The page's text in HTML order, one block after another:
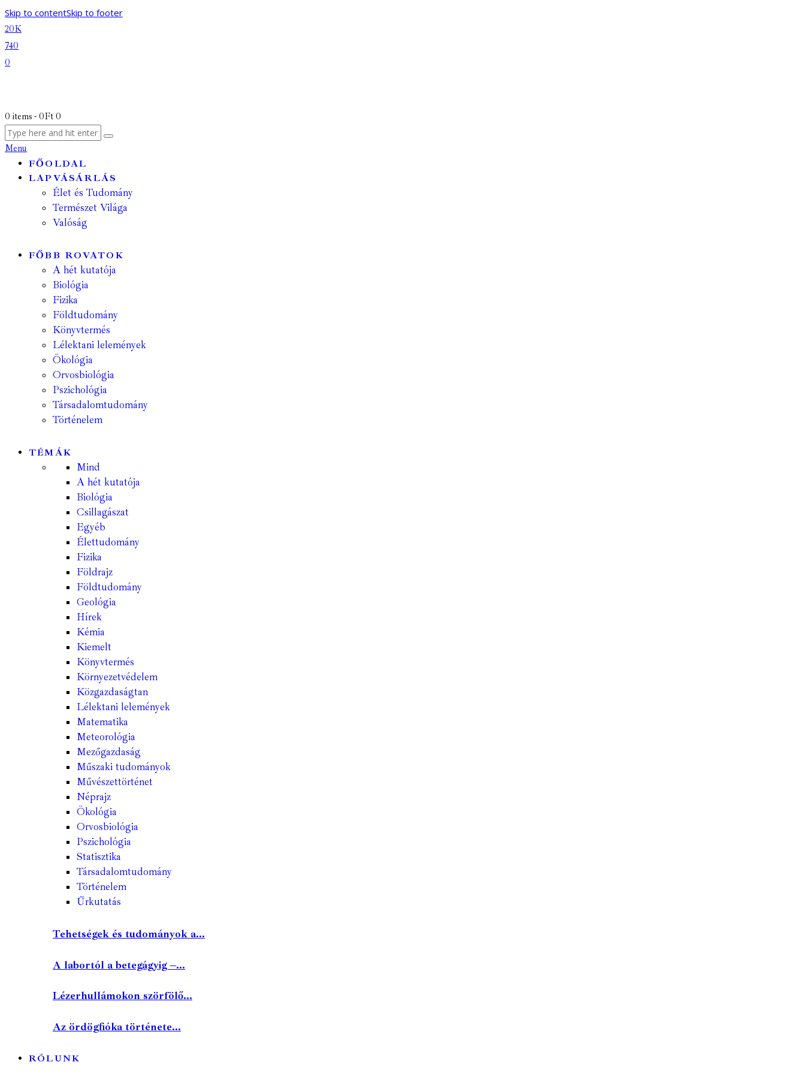
Skip to contentSkip to footer
20K
740
0
0 items - 0Ft 0
Menu
FŐOLDAL
LAPVÁSÁRLÁS
Élet és Tudomány
Természet Világa
Valóság
FŐBB ROVATOK
A hét kutatója
Biológia
Fizika
Földtudomány
Könyvtermés
Lélektani lelemények
Ökológia
Orvosbiológia
Pszichológia
Társadalomtudomány
Történelem
TÉMÁK
Mind
A hét kutatója
Biológia
Csillagászat
Egyéb
Élettudomány
Fizika
Földrajz
Földtudomány
Geológia
Hírek
Kémia
Kiemelt
Könyvtermés
Környezetvédelem
Közgazdaságtan
Lélektani lelemények
Matematika
Meteorológia
Mezőgazdaság
Műszaki tudományok
Művészettörténet
Néprajz
Ökológia
Orvosbiológia
Pszichológia
Statisztika
Társadalomtudomány
Történelem
Űrkutatás
Tehetségek és tudományok a...
A labortól a betegágyig –...
Lézerhullámokon szörfölő...
Az ördögfióka története...
RÓLUNK